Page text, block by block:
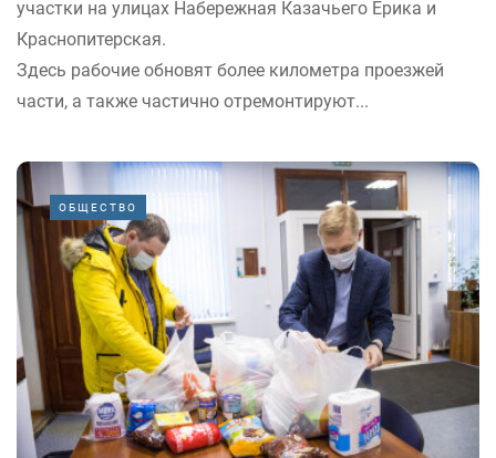
участки на улицах Набережная Казачьего Ерика и
Краснопитерская.
Здесь рабочие обновят более километра проезжей
части, а также частично отремонтируют...
ОБЩЕСТВО